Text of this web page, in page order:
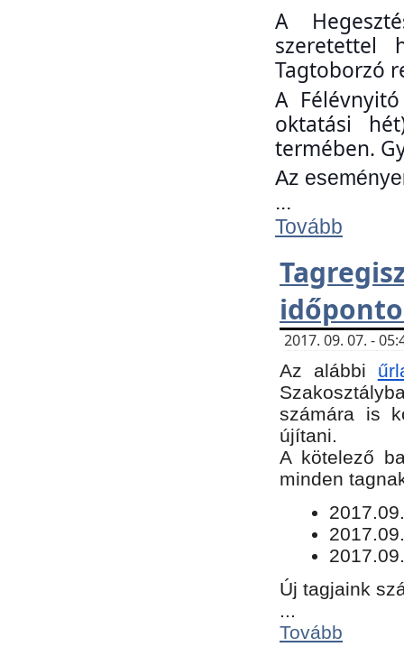
A
szeretettel
Tagtoborzó
A
oktatási
termében.
Az
...
Tovább
2017. 09. 07. -
Az alábbi
számára is
újítani.
​A kötelező
minden
Új tagjaink
Tovább